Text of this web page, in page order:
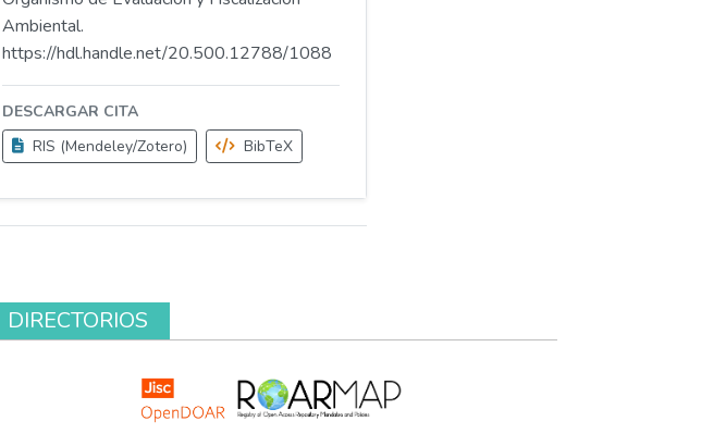
Ambiental.
https://hdl.handle.net/20.500.12788/1088
DESCARGAR CITA
RIS (Mendeley/Zotero)
BibTeX
DIRECTORIOS